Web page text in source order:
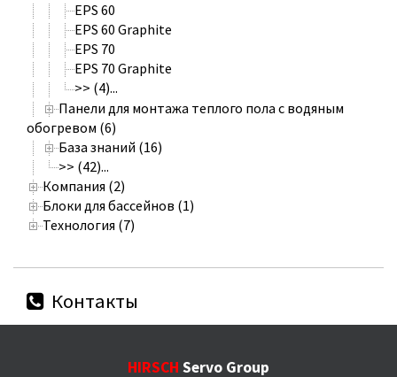
EPS 60
EPS 60 Graphite
EPS 70
EPS 70 Graphite
>> (4)...
Панели для монтажа теплого пола с водяным
обогревом (6)
База знаний (16)
>> (42)...
Компания (2)
Блоки для бассейнов (1)
Технология (7)
Контакты
HIRSCH Servo Group